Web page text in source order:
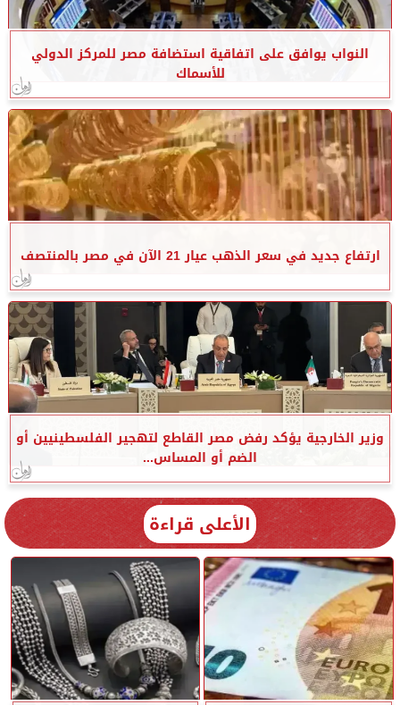
النواب يوافق على اتفاقية استضافة مصر للمركز الدولي
للأسماك
ارتفاع جديد في سعر الذهب عيار 21 الآن في مصر بالمنتصف
وزير الخارجية يؤكد رفض مصر القاطع لتهجير الفلسطينيين أو
الضم أو المساس...
الأعلى قراءة